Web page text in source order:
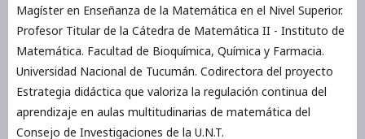
Magíster en Enseñanza de la Matemática en el Nivel Superior.
Profesor Titular de la Cátedra de Matemática II - Instituto de
Matemática. Facultad de Bioquímica, Química y Farmacia.
Universidad Nacional de Tucumán. Codirectora del proyecto
Estrategia didáctica que valoriza la regulación continua del
aprendizaje en aulas multitudinarias de matemática del
Consejo de Investigaciones de la U.N.T.